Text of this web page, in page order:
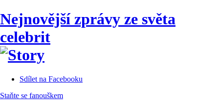
Nejnovější zprávy ze světa
celebrit
Sdílet na Facebooku
Staňte se fanouškem